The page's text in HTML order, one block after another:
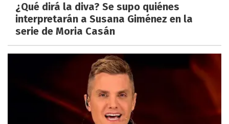
¿Qué dirá la diva? Se supo quiénes
interpretarán a Susana Giménez en la
serie de Moria Casán